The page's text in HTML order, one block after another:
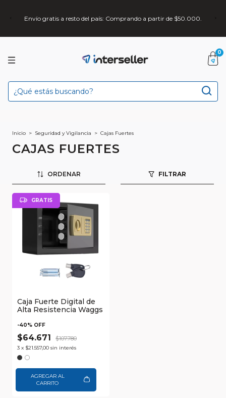
Envío gratis a resto del país: Comprando a partir de $50.000.
0
Inicio > Seguridad y Vigilancia > Cajas Fuertes
CAJAS FUERTES
ORDENAR FILTRAR
GRATIS
Caja Fuerte Digital de
Alta Resistencia Waggs
-40% OFF
$64.671 $107.780
3 x $21.557,00 sin interés
AGREGAR AL
CARRITO